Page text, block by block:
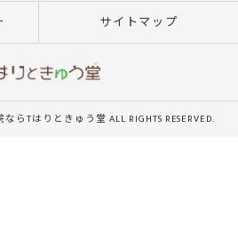
サイトマップ
らTはりときゅう堂 ALL RIGHTS RESERVED.